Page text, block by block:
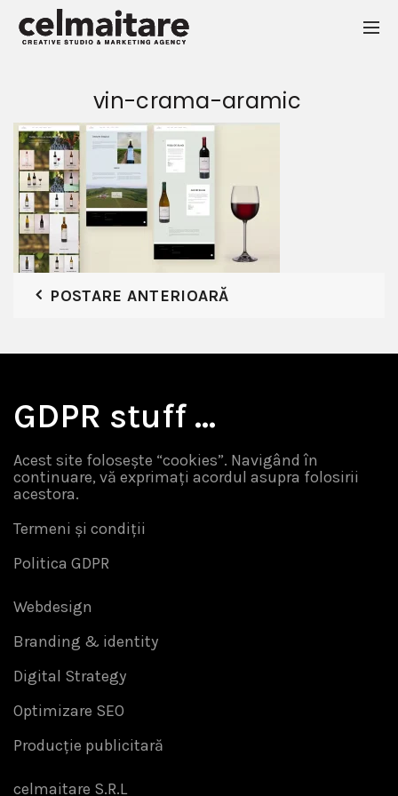
vin-crama-aramic
POSTARE ANTERIOARĂ
GDPR stuff …
Acest site folosește “cookies”. Navigând în
continuare, vă exprimați acordul asupra folosirii
acestora.
Termeni și condiții
Politica GDPR
Webdesign
Branding & identity
Digital Strategy
Optimizare SEO
Producție publicitară
celmaitare S.R.L